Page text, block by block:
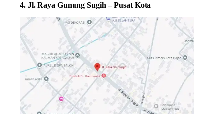
4. Jl. Raya Gunung Sugih – Pusat Kota